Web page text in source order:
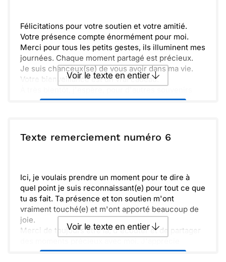
Félicitations pour votre soutien et votre amitié.
Votre présence compte énormément pour moi.
Merci pour tous les petits gestes, ils illuminent mes
journées. Chaque moment partagé est précieux.
Je suis chanceux(se) de vous avoir dans ma vie.
Votre bienveillance est un vrai cadeau.
inoubliables et joyeux moments. Magnificence !
Voir le texte en entier
ou : Copier Recevoir par mail
Texte remerciement numéro 6
Ici, je voulais prendre un moment pour te dire à
quel point je suis reconnaissant(e) pour tout ce que
tu as fait. Ta présence et ton soutien m'ont
vraiment touché(e) et m'ont apporté beaucoup de
joie.
Merci de toujours être là, d'écouter et de partager
vraiment notre amitié et j'ai hâte de créer encore
Voir le texte en entier